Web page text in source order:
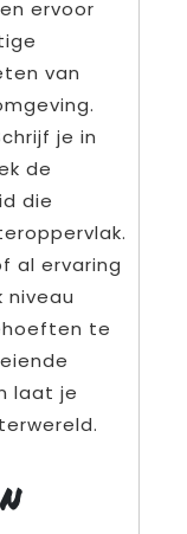
ervoor
van
je in
de
die
al ervaring
niveau
te
laat je